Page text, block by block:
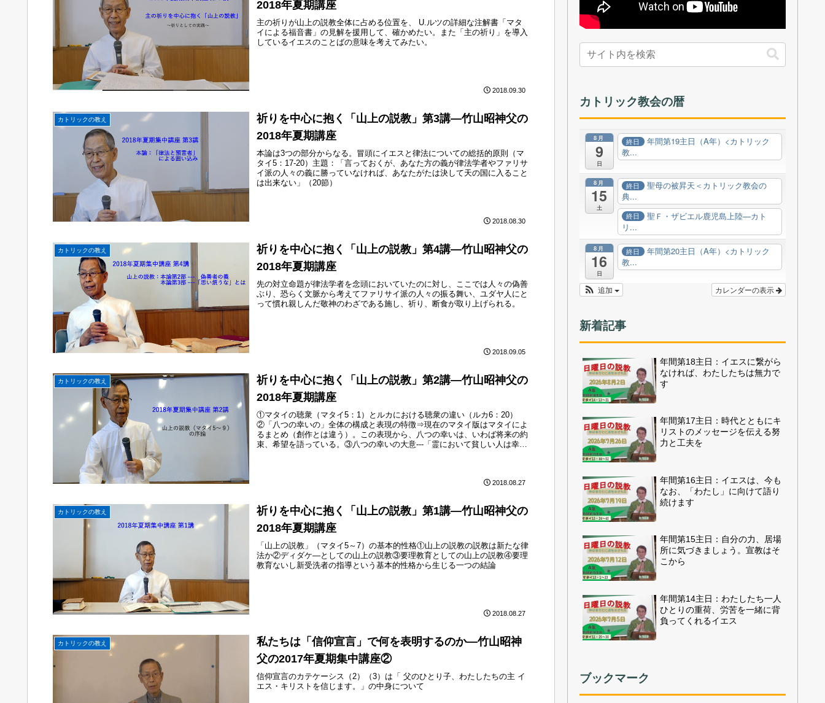
2018年夏期講座
主の祈りが山上の説教全体に占める位置を、 U.ルツの詳細な注解書「マタ
イによる福音書」の見解を援用して、確かめたい。また「主の祈り」を導入
しているイエスのことばの意味を考えてみたい。
2018.09.30
カトリックの教え
祈りを中心に抱く「山上の説教」第3講—竹山昭神父の
2018年夏期講座
本論は3つの部分からなる。冒頭にイエスと律法についての総括的原則（マ
タイ5：17-20）主題：「言っておくが、あなた方の義が律法学者やファリサ
イ派の人々の義に勝っていなければ、あなたがたは決して天の国に入ること
は出来ない」（20節）
2018.08.30
カトリックの教え
祈りを中心に抱く「山上の説教」第4講—竹山昭神父の
2018年夏期講座
先の対立命題が律法学者を念頭においていたのに対し、ここでは人々の偽善
ぶり、恐らく文脈から考えてファリサイ派の人々の振る舞い、ユダヤ人にと
って慣れ親しんだ敬神のわざである施し、祈り、断食が取り上げられる。
2018.09.05
カトリックの教え
祈りを中心に抱く「山上の説教」第2講—竹山昭神父の
2018年夏期講座
①マタイの聴衆（マタイ5：1）とルカにおける聴衆の違い（ルカ6：20）
②「八つの幸いの」全体の構成と表現の特徴⇒現在のマタイ版はマタイによ
るまとめ（創作とは違う）。この表現から、八つの幸いは、いわば将来の約
束、希望を語っている。③八つの幸いの大意---「霊において貧しい人は幸
2018.08.27
カトリックの教え
祈りを中心に抱く「山上の説教」第1講—竹山昭神父の
2018年夏期講座
「山上の説教」（マタイ5～7）の基本的性格①山上の説教の説教は新たな律
法か②ディダケ―としての山上の説教③要理教育としての山上の説教④要理
教育ないし新受洗者の指導という基本的性格から生じる一つの結論
2018.08.27
カトリックの教え
私たちは「信仰宣言」で何を表明するのか—竹山昭神
父の2017年夏期集中講座②
信仰宣言のカテケーシス（2）（3）は「 父のひとり子、わたしたちの主 イ
エス・キリストを信じます。」の中身について
カトリック教会の暦
8月
9
日
終日
年間第19主日（A年）<カトリック
教...
8月
15
土
終日
聖母の被昇天＜カトリック教会の
典...
終日
聖Ｆ・ザビエル鹿児島上陸—カト
リ...
8月
16
日
終日
年間第20主日（A年）<カトリック
教...
カレンダーの表示
追加
新着記事
年間第18主日：イエスに繋がら
なければ、わたしたちは無力で
す
年間第17主日：時代とともにキ
リストのメッセージを伝える努
力と工夫を
年間第16主日：イエスは、今も
なお、「わたし」に向けて語り
続けます
年間第15主日：自分の力、居場
所に気づきましょう。宣教はそ
こから
年間第14主日：わたしたち一人
ひとりの重荷、労苦を一緒に背
負ってくれるイエス
ブックマーク